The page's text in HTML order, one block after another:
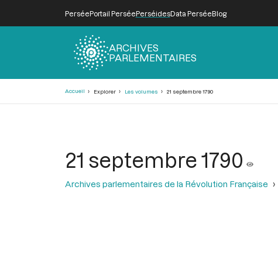
PerséePortail PerséePerséidesData PerséeBlog
ARCHIVES
PARLEMENTAIRES
Accueil Explorer Les volumes 21 septembre 1790
21 septembre 1790
Archives parlementaires de la Révolution Française